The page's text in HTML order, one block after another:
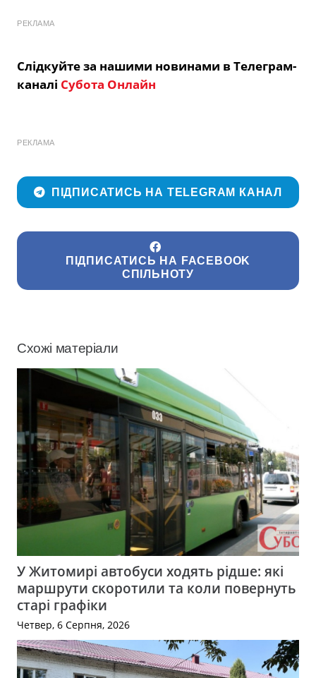
РЕКЛАМА
Слідкуйте за нашими новинами в Телеграм-
каналі Субота Онлайн
РЕКЛАМА
ПІДПИСАТИСЬ НА TELEGRAM КАНАЛ
ПІДПИСАТИСЬ НА FACEBOOK
СПІЛЬНОТУ
Схожі матеріали
У Житомирі автобуси ходять рідше: які
маршрути скоротили та коли повернуть
старі графіки
Четвер, 6 Серпня, 2026